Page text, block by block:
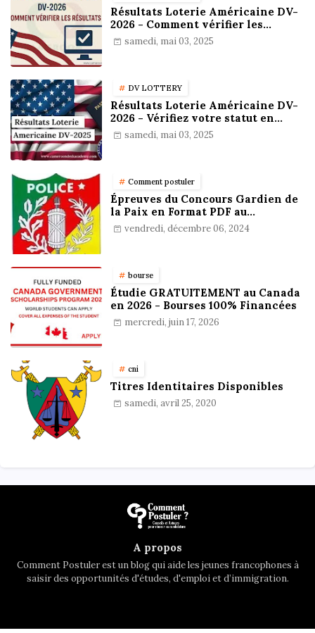
Résultats Loterie Américaine DV-
2026 - Comment vérifier les
résultats
samedi, mai 03, 2025
DV LOTTERY
Résultats Loterie Américaine DV-
2026 - Vérifiez votre statut en
ligne !
samedi, mai 03, 2025
Comment postuler
Épreuves du Concours Gardien de
la Paix en Format PDF au
Cameroun : Stratégies,
Préparation et Astuces pour
vendredi, décembre 06, 2024
bourse
Étudie GRATUITEMENT au Canada
en 2026 - Bourses 100% Financées
mercredi, juin 17, 2026
cni
Titres Identitaires Disponibles
samedi, avril 25, 2020
A propos
Comment Postuler est un blog qui aide les jeunes francophones à
saisir des opportunités d'études, d'emploi et d’immigration.